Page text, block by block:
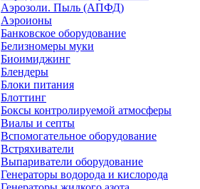
Аэрозоли. Пыль (АПФД)
Аэроионы
Банковское оборудование
Белизномеры муки
Биоимиджинг
Блендеры
Блоки питания
Блоттинг
Боксы контролируемой атмосферы
Виалы и септы
Вспомогательное оборудование
Встряхиватели
Выпариватели оборудование
Генераторы водорода и кислорода